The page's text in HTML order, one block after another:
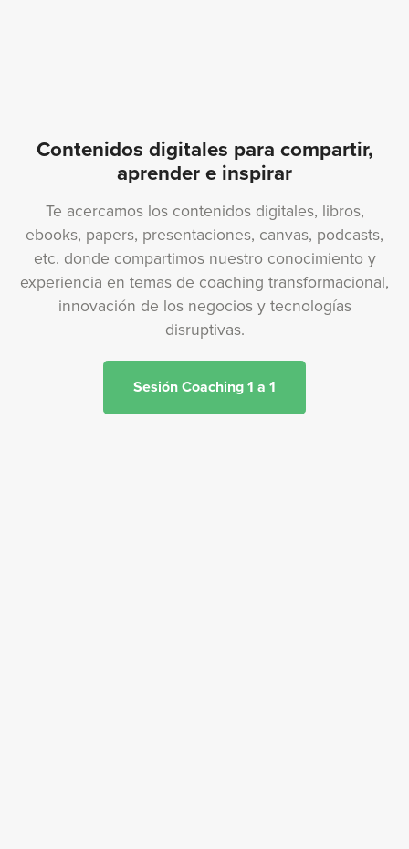
Contenidos digitales para compartir,
aprender e inspirar
Te acercamos los contenidos digitales, libros,
ebooks, papers, presentaciones, canvas, podcasts,
etc. donde compartimos nuestro conocimiento y
experiencia en temas de coaching transformacional,
innovación de los negocios y tecnologías
disruptivas.
Sesión Coaching 1 a 1